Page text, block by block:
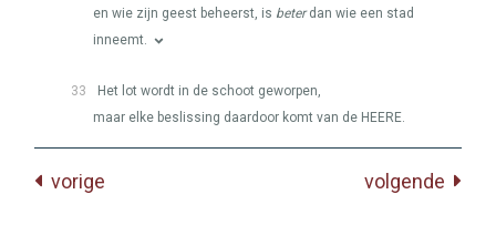
en wie zijn geest beheerst, is beterdan wie een stad
inneemt.
33
Het lot wordt in de schoot geworpen,
maar elke beslissing daardoor komt van de HEERE.
vorige volgende